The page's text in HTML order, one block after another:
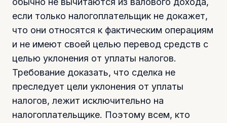
если только налогоплательщик не докажет,
что они относятся к фактическим операциям
и не имеют своей целью перевод средств с
целью уклонения от уплаты налогов.
Требование доказать, что сделка не
преследует цели уклонения от уплаты
налогов, лежит исключительно на
налогоплательщике. Поэтому всем, кто